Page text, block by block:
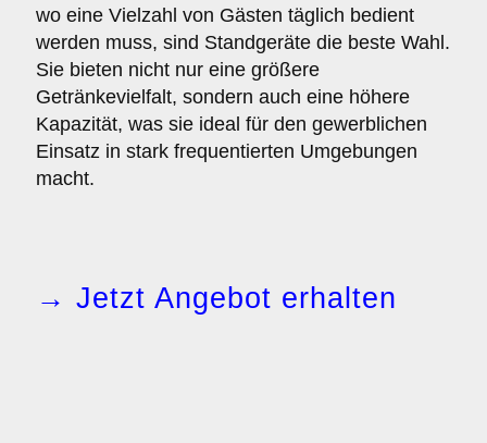
wo eine Vielzahl von Gästen täglich bedient
werden muss, sind Standgeräte die beste Wahl.
Sie bieten nicht nur eine größere
Getränkevielfalt, sondern auch eine höhere
Kapazität, was sie ideal für den gewerblichen
Einsatz in stark frequentierten Umgebungen
macht.
→ Jetzt Angebot erhalten